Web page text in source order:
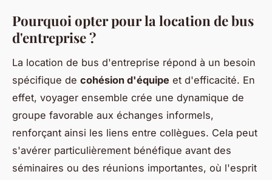
Pourquoi opter pour la location de bus
d'entreprise ?
La location de bus d'entreprise répond à un besoin
spécifique de cohésion d'équipe et d'efficacité. En
effet, voyager ensemble crée une dynamique de
groupe favorable aux échanges informels,
renforçant ainsi les liens entre collègues. Cela peut
s'avérer particulièrement bénéfique avant des
séminaires ou des réunions importantes, où l'esprit